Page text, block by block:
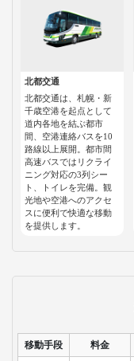
北都交通
北都交通は、札幌・新
千歳空港を起点として
道内各地を結ぶ都市
間、空港連絡バスを10
路線以上展開。都市間
高速バスではリクライ
ニング対応の3列シー
ト、トイレを完備。観
光地や空港へのアクセ
スに便利で快適な移動
を提供します。
移動手段 料金